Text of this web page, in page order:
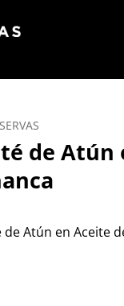
de Atún
de Atún en Aceite